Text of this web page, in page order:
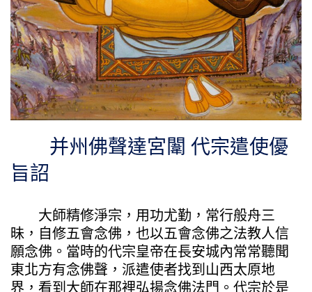
并州佛聲達宮闈 代宗遣使優
旨詔
大師精修淨宗，用功尤勤，常行般舟三
昧，自修五會念佛，也以五會念佛之法教人信
願念佛。當時的代宗皇帝在長安城內常常聽聞
東北方有念佛聲，派遣使者找到山西太原地
界，看到大師在那裡弘揚念佛法門。代宗於是